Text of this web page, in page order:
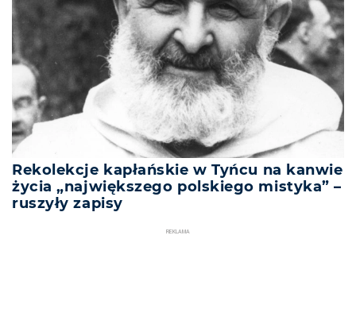
Rekolekcje kapłańskie w Tyńcu na kanwie
życia „największego polskiego mistyka” –
ruszyły zapisy
REKLAMA